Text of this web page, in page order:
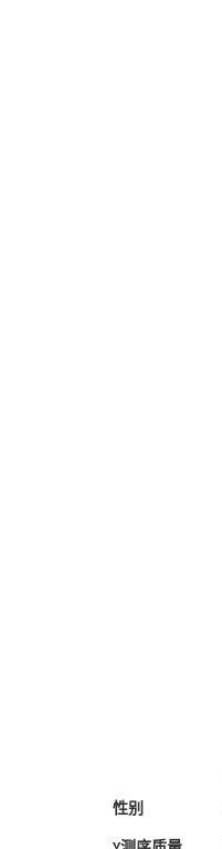
性别